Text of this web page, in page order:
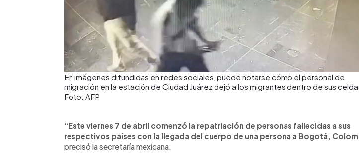
En imágenes difundidas en redes sociales, puede notarse cómo el personal de
migración en la estación de Ciudad Juárez dejó a los migrantes dentro de sus
Foto: AFP
“Este viernes 7 de abril comenzó la repatriación de personas fallecidas a sus
respectivos países con la llegada del cuerpo de una persona a Bogotá,
precisó la secretaría mexicana.